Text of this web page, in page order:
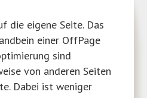
die eigene Seite. Das
einer OffPage
sind
von anderen Seiten
Dabei ist weniger